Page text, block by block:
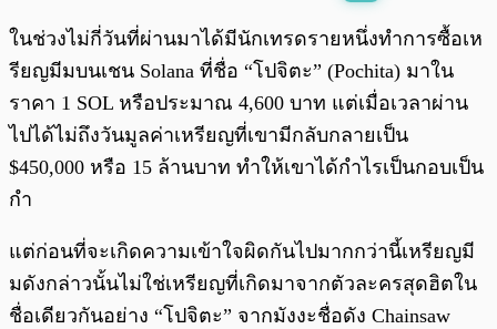
พร้อมเล่น 0:00 0:00
ในช่วงไม่กี่วันที่ผ่านมาได้มีนักเทรดรายหนึ่งทำการซื้อเห
รียญมีมบนเชน Solana ที่ชื่อ “โปจิตะ” (Pochita) มาใน
ราคา 1 SOL หรือประมาณ 4,600 บาท แต่เมื่อเวลาผ่าน
ไปได้ไม่ถึงวันมูลค่าเหรียญที่เขามีกลับกลายเป็น
$450,000 หรือ 15 ล้านบาท ทำให้เขาได้กำไรเป็นกอบเป็น
กำ
แต่ก่อนที่จะเกิดความเข้าใจผิดกันไปมากกว่านี้เหรียญมี
มดังกล่าวนั้นไม่ใช่เหรียญที่เกิดมาจากตัวละครสุดฮิตใน
ชื่อเดียวกันอย่าง “โปจิตะ” จากมังงะชื่อดัง Chainsaw